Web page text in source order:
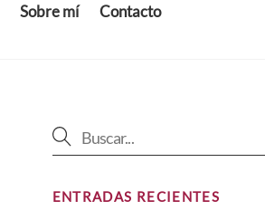
Sobre mí Contacto
ENTRADAS RECIENTES